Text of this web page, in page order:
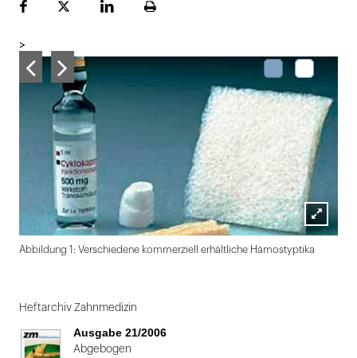
FacebookPlattformLinekdInSeite
>
Lightbox
öffnen
Abbildung 1: Verschiedene kommerziell erhältliche Hämostyptika
1
von
2
Heftarchiv Zahnmedizin
Ausgabe 21/2006
Abgebogen